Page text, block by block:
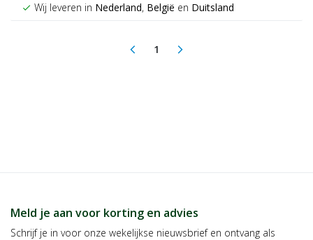
check Wij leveren in Nederland, België en Duitsland
arrow_back_ios 1(current)
arrow_forward_ios
Meld je aan voor korting en advies
Schrijf je in voor onze wekelijkse nieuwsbrief en ontvang als